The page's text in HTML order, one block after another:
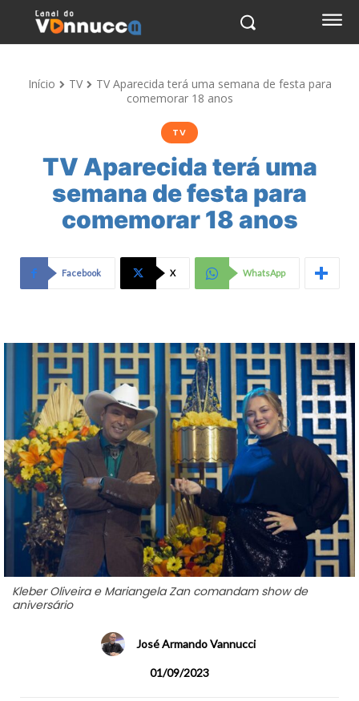
Início TV
TV Aparecida terá uma semana de festa para
comemorar 18 anos
TV
TV Aparecida terá uma
semana de festa para
comemorar 18 anos
Facebook X WhatsApp
Kleber Oliveira e Mariangela Zan comandam show de
aniversário
José Armando Vannucci
01/09/2023